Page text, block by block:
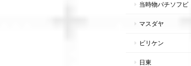
当時物パチソフビ
マスダヤ
ビリケン
日東